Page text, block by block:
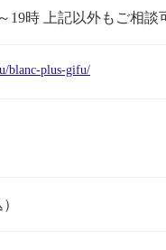
19時 上記以外もご相談
blanc-plus-gifu/